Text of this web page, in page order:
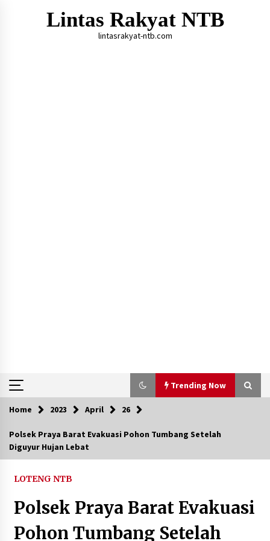
Lintas Rakyat NTB
lintasrakyat-ntb.com
Trending Now
Trending Now
Aksi Penggerebekan Pengedar Sabu di Dompu,
Polsek Kempo Serahkan ODGJ ke Ketua DPRD
Dompu untuk Dirujuk ke RSJ
2 hari ago
Home 2023 April 26
Polsek Praya Barat Evakuasi Pohon Tumbang Setelah
Diguyur Hujan Lebat
LOTENG NTB
Polsek Praya Barat Evakuasi
Pohon Tumbang Setelah